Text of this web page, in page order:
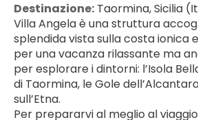
Destinazione: Taormina, Sicilia
Villa Angela è una struttura
splendida vista sulla costa ionica
per una vacanza rilassante ma
per esplorare i dintorni: l’Isola
di Taormina, le Gole
sull’Etna.
Per prepararvi al meglio al